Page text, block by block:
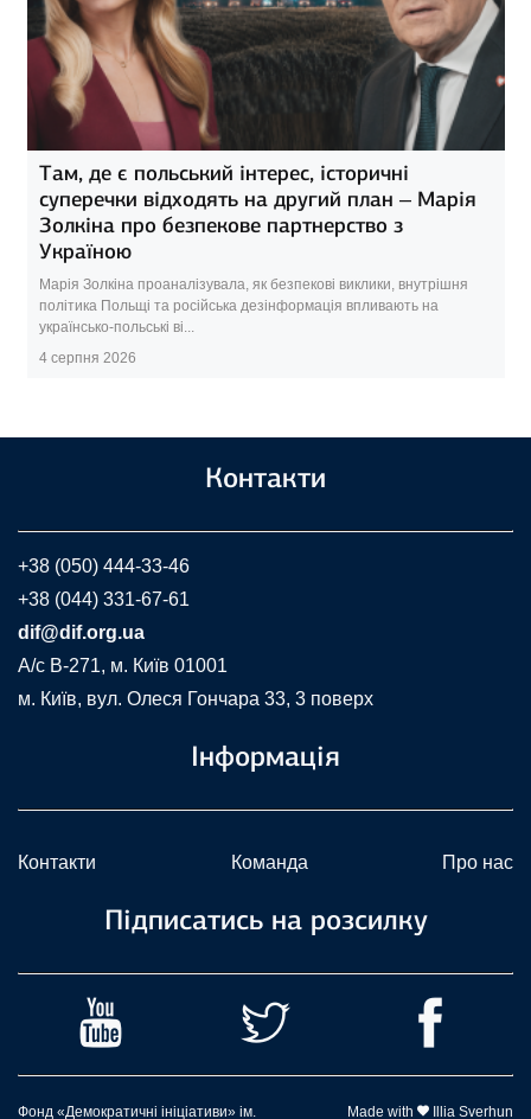
Там, де є польський інтерес, історичні
суперечки відходять на другий план – Марія
Золкіна про безпекове партнерство з
Україною
Марія Золкіна проаналізувала, як безпекові виклики, внутрішня
політика Польщі та російська дезінформація впливають на
українсько-польські ві...
4 серпня 2026
Контакти
+38 (050) 444-33-46
+38 (044) 331-67-61
dif@dif.org.ua
A/c В-271, м. Київ 01001
м. Київ, вул. Олеся Гончара 33, 3 поверх
Інформація
Контакти Команда Про нас
Підписатись на розсилку
Фонд «Демократичні ініціативи» ім. Made with Illia Sverhun